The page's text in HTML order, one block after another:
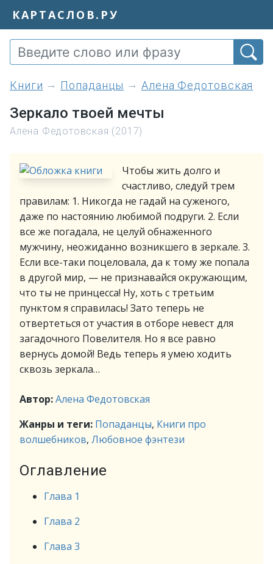
КАРТАСЛОВ.РУ
книги Попаданцы Алена Федотовская
Зеркало твоей мечты
Алена Федотовская (2017)
Чтобы жить долго и
счастливо, следуй трем
правилам: 1. Никогда не гадай на суженого,
даже по настоянию любимой подруги. 2. Если
все же погадала, не целуй обнаженного
мужчину, неожиданно возникшего в зеркале. 3.
Если все-таки поцеловала, да к тому же попала
в другой мир, — не признавайся окружающим,
что ты не принцесса! Ну, хоть с третьим
пунктом я справилась! Зато теперь не
отвертеться от участия в отборе невест для
загадочного Повелителя. Но я все равно
вернусь домой! Ведь теперь я умею ходить
сквозь зеркала…
Автор:Алена Федотовская
Жанры и теги: Попаданцы, Книги про
волшебников, Любовное фэнтези
Оглавление
Глава 1
Глава 2
Глава 3